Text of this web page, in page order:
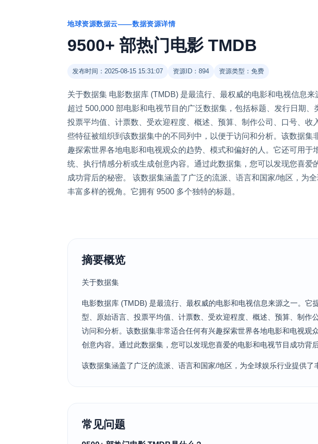
地球资源数据云——数据资源详情
9500+ 部热门电影 TMDB
发布时间：2025-08-15 15:31:07 资源ID：894 资源类型：免费
关于数据集 电影数据库 (TMDB) 是最流行、最权威的电影和电视信息来
超过 500,000 部电影和电视节目的广泛数据集，包括标题、发行日期、
投票平均值、计票数、受欢迎程度、概述、预算、制作公司、口号、收
些特征被组织到该数据集中的不同列中，以便于访问和分析。该数据集
趣探索世界各地电影和电视观众的趋势、模式和偏好的人。它还可用于
统、执行情感分析或生成创意内容。通过此数据集，您可以发现您喜爱
成功背后的秘密。 该数据集涵盖了广泛的流派、语言和国家/地区，为
丰富多样的视角。它拥有 9500 多个独特的标题。
摘要概览
关于数据集
电影数据库 (TMDB) 是最流行、最权威的电影和电视信息来源之一。
型、原始语言、投票平均值、计票数、受欢迎程度、概述、预算、制
访问和分析。该数据集非常适合任何有兴趣探索世界各地电影和电视
创意内容。通过此数据集，您可以发现您喜爱的电影和电视节目成功背后
该数据集涵盖了广泛的流派、语言和国家/地区，为全球娱乐行业提供了
常见问题